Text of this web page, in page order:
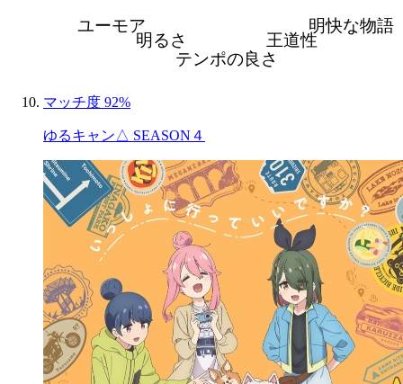
明快な物語
王道性
テンポの良さ
明るさ
ユーモア
マッチ度 92%
ゆるキャン△ SEASON４